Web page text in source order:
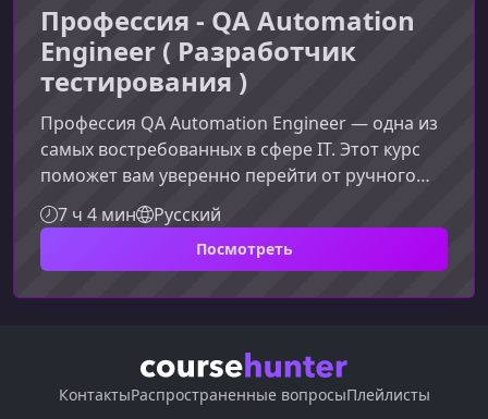
Профессия - QA Automation
Engineer ( Разработчик
тестирования )
Профессия QA Automation Engineer — одна из
самых востребованных в сфере IT. Этот курс
поможет вам уверенно перейти от ручного
тестирования к автоматизации, освоить Java и
ключевые инструменты автотестирования, а
также выйти на новый уровень дохода и
карьерных возможностей.Почему стоит
выбрать профессию QA Automation
специалистов по автоматизации тестирования
увеличивается из года в год. Компании
7 ч 4 мин Русский
Посмотреть
КонтактыРаспространенные вопросыПлейлисты